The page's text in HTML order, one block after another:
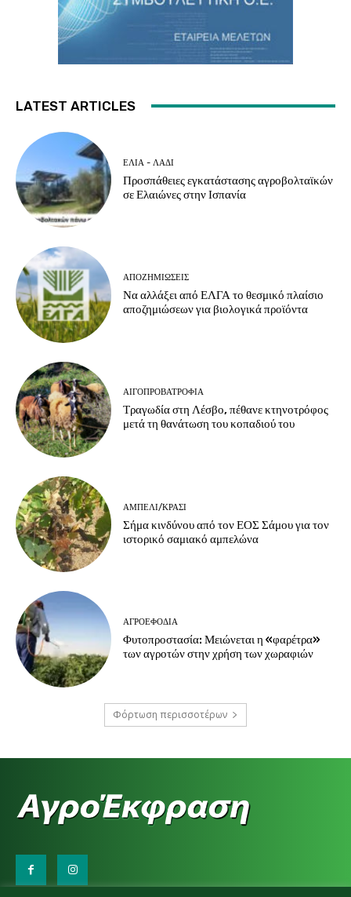
LATEST ARTICLES
ΕΛΙΆ - ΛΆΔΙ
Προσπάθειες εγκατάστασης αγροβολταϊκών
σε Ελαιώνες στην Ισπανία
ΑΠΟΖΗΜΙΏΣΕΙΣ
Να αλλάξει από ΕΛΓΑ το θεσμικό πλαίσιο
αποζημιώσεων για βιολογικά προϊόντα
ΑΙΓΟΠΡΟΒΑΤΡΟΦΊΑ
Τραγωδία στη Λέσβο, πέθανε κτηνοτρόφος
μετά τη θανάτωση του κοπαδιού του
ΑΜΠΈΛΙ/ΚΡΑΣΊ
Σήμα κινδύνου από τον ΕΟΣ Σάμου για τον
ιστορικό σαμιακό αμπελώνα
ΑΓΡΟΕΦΌΔΙΑ
Φυτοπροστασία: Μειώνεται η «φαρέτρα»
των αγροτών στην χρήση των χωραφιών
Φόρτωση περισσοτέρων